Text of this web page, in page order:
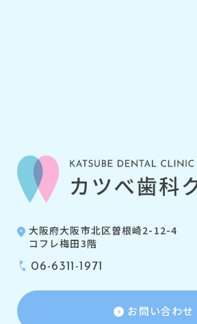
大阪府大阪市北区曽根崎2-12-4
コフレ梅田3階
06-6311-1971
お問い合わせ